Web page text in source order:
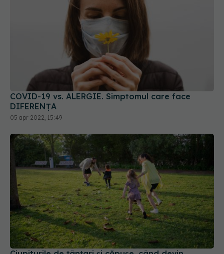
COVID-19 vs. ALERGIE. Simptomul care face
DIFERENȚA
05 apr 2022, 15:49